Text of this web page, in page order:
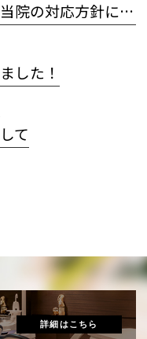
新型コロナウイルスに対する当院の対応方針について
した！
て
詳細はこちら